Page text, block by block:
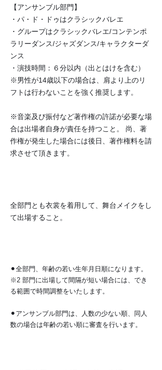
【アンサンブル部門】​​
​・パ・ド・ドゥはクラシックバレエ
・グループはクラシックバレエ/コンテンポ
ラリーダンス/ジャズダンス/キャラクターダ
ンス
・演技時間：６分以内（出とはけを含む）
​※男性が14歳以下の場合は、肩より上のリ
フトは行わないことを強く推奨します。
※音楽及び振付など著作権の許諾が必要な場
合は出場者自身が責任を持つこと。 尚、著
作権が発生した場合には後日、著作権料を請
求させて頂きます。
全部門とも衣裳を着用して、舞台メイクをし
て出場すること。
⚫︎全部門、年齢の若い生年月日順になります。
※2 部門に出場して間隔が短い場合には、でき
る範囲で時間調整をいたします。
⚫︎アンサンブル部門は、人数の少ない順、同人
数の場合は年齢の若い順に審査を行います。